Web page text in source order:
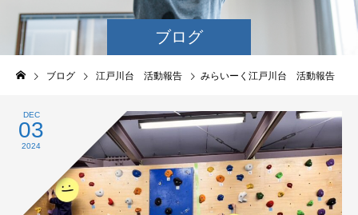
ブログ
ブログ 江戸川台 活動報告 みらいーく江戸川台 活動報告
DEC
03
2024